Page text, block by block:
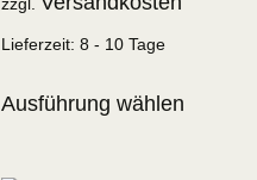
Lieferzeit: 8 - 10 Tage
Ausführung wählen